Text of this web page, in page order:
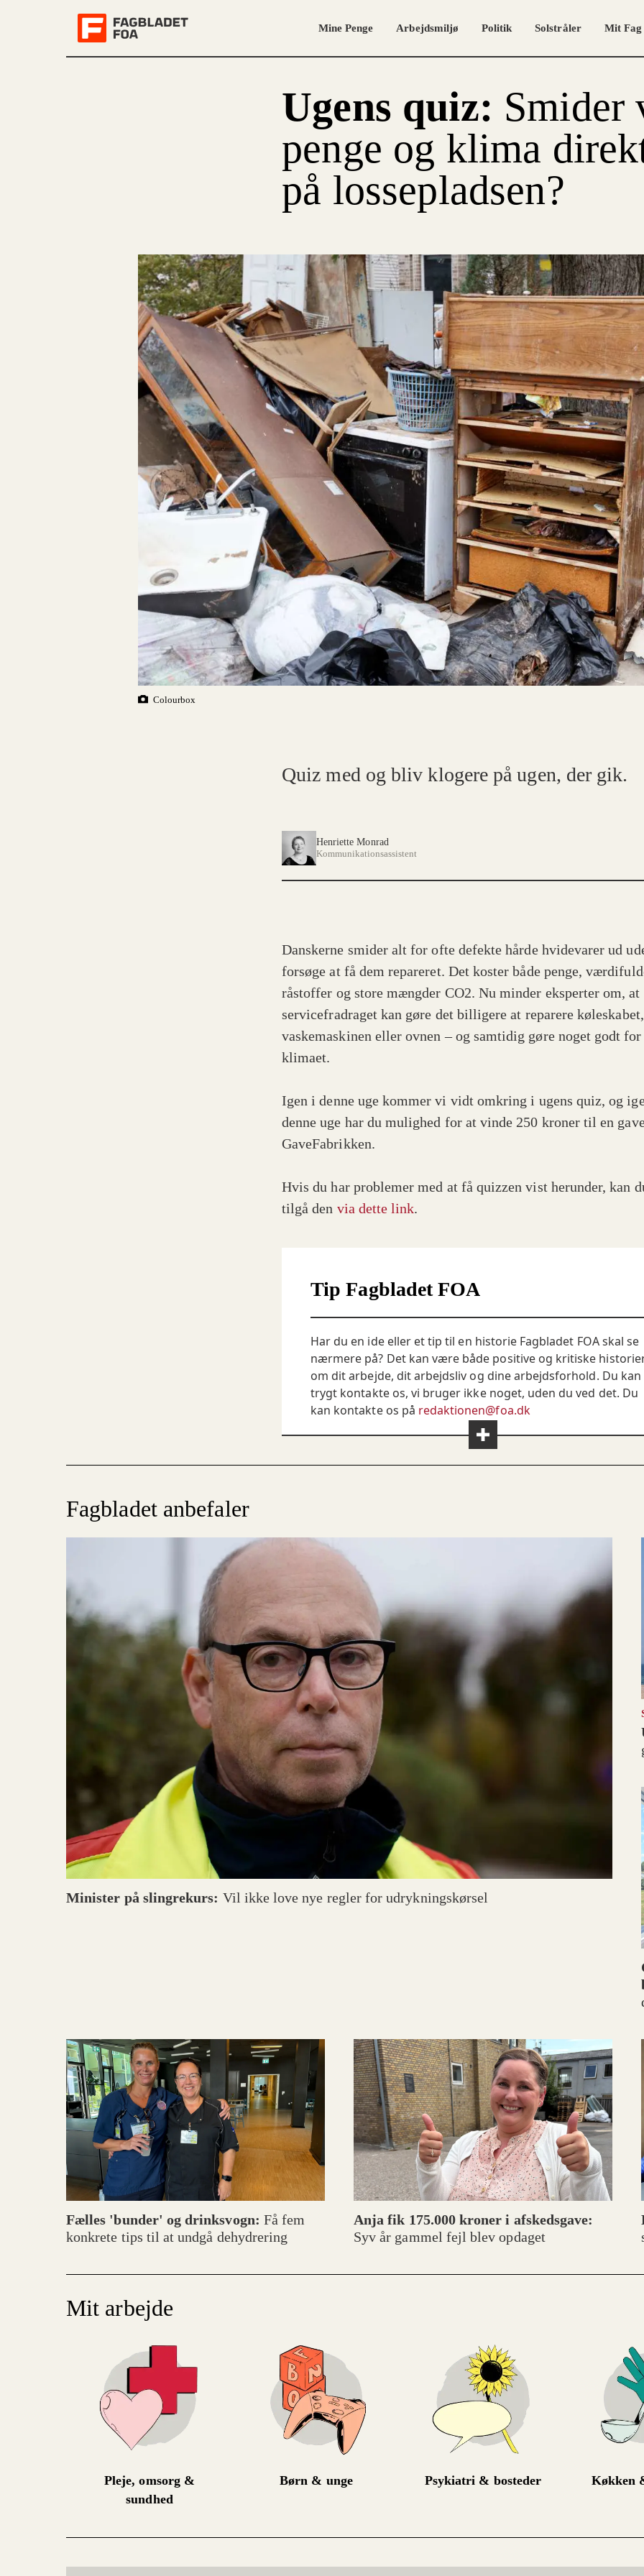
Mine Penge Arbejdsmiljø Politik Solstråler Mit Fag
Ugens quiz: Smider
penge og klima
på lossepladsen?
Colourbox
Quiz med og bliv klogere på ugen, der gik.
Henriette Monrad
Kommunikationsassistent
Danskerne smider alt for ofte defekte hårde hvidevarer ud
forsøge at få dem repareret. Det koster både penge,
råstoffer og store mængder CO2. Nu minder eksperter om, at
servicefradraget kan gøre det billigere at reparere køleskabet,
vaskemaskinen eller ovnen – og samtidig gøre noget godt for
klimaet.
Igen i denne uge kommer vi vidt omkring i ugens quiz, og
denne uge har du mulighed for at vinde 250 kroner til en
GaveFabrikken.
Hvis du har problemer med at få quizzen vist herunder, kan
tilgå den via dette link.
Tip Fagbladet FOA
Har du en ide eller et tip til en historie Fagbladet FOA skal se
nærmere på? Det kan være både positive og kritiske
om dit arbejde, dit arbejdsliv og dine arbejdsforhold. Du kan
trygt kontakte os, vi bruger ikke noget, uden du ved det. Du
kan kontakte os på redaktionen@foa.dk
Fagbladet anbefaler
Minister på slingrekurs: Vil ikke love nye regler for udrykningskørsel
Fælles 'bunder' og drinksvogn: Få fem
konkrete tips til at undgå dehydrering
Anja fik 175.000 kroner i afskedsgave:
Syv år gammel fejl blev opdaget
Mit arbejde
Pleje, omsorg &
sundhed
Børn & unge Psykiatri & bosteder Køkken